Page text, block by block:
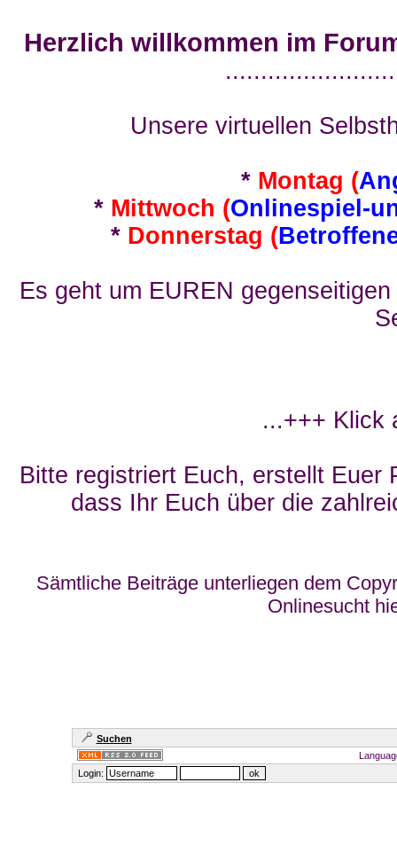
Herzlich willkommen im
Unsere virtuellen
* Montag (
* Mittwoch (Onlinespiel-
* Donnerstag (
Es geht um EUREN
...+++ Klick
Bitte registriert Euch, erstellt Euer
dass Ihr Euch über die
Sämtliche Beiträge unterliegen dem
Onlinesucht
Suchen
Login: